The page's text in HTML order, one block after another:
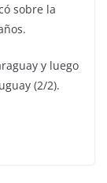
sobre la
y luego
(2/2).